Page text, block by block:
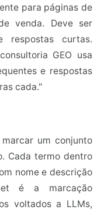
para páginas de
venda. Deve ser
respostas curtas.
GEO usa
e respostas
cada."
um conjunto
Cada termo dentro
nome e descrição
é a marcação
voltados a LLMs,